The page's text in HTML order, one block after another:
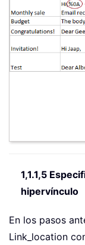
1,1.1,5
hipervínculo
En los pasos
Link_location